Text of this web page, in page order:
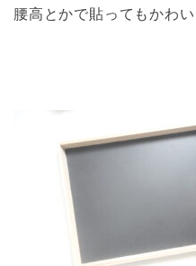
腰高とかで貼ってもかわ